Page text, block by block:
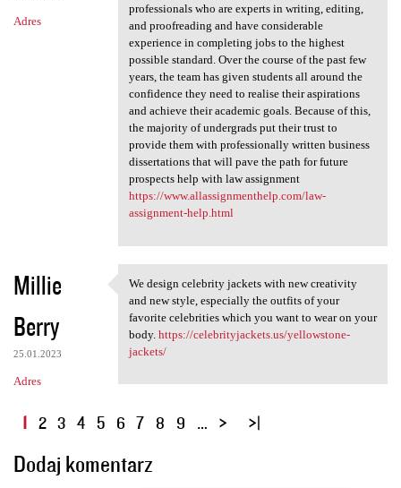
Adres
professionals who are experts in writing, editing,
and proofreading and have considerable
experience in completing jobs to the highest
possible standard. Over the course of the past few
years, the team has given students all around the
confidence they need to realise their aspirations
and achieve their academic goals. Because of this,
the majority of undergrads put their trust to
provide them with professionally written business
dissertations that will pave the path for future
prospects help with law assignment
https://www.allassignmenthelp.com/law-
assignment-help.html
Millie
Berry
25.01.2023
Adres
We design celebrity jackets
We design celebrity jackets with new creativity
and new style, especially the outfits of your
favorite celebrities which you want to wear on your
body. https://celebrityjackets.us/yellowstone-
jackets/
S
r
1 2 3 4 5 6 7 8 9 …
Dodaj komentarz